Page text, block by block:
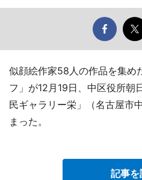
似顔絵作家58人の作品を集め
フ」が12月19日、中区役所朝
民ギャラリー栄」（名古屋市
まった。
記事を